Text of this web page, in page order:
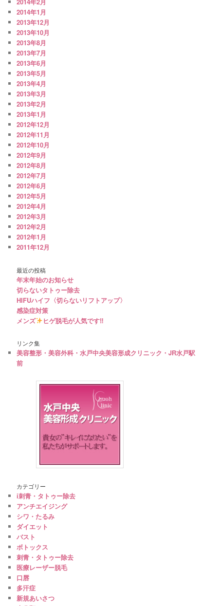
2014年1月
2013年12月
2013年10月
2013年8月
2013年7月
2013年6月
2013年5月
2013年4月
2013年3月
2013年2月
2013年1月
2012年12月
2012年11月
2012年10月
2012年9月
2012年8月
2012年7月
2012年6月
2012年5月
2012年4月
2012年3月
2012年2月
2012年1月
2011年12月
最近の投稿
年末年始のお知らせ
切らないタトゥー除去
HIFUハイフ〈切らないリフトアップ〉
感染症対策
メンズ
ヒゲ脱毛が人気です‼︎
リンク集
美容整形・美容外科・水戸中央美容形成クリニック・JR水戸駅
前
カテゴリー
i刺青・タトゥー除去
アンチエイジング
シワ・たるみ
ダイエット
バスト
ボトックス
刺青・タトゥー除去
医療レーザー脱毛
口唇
多汗症
新規あいさつ